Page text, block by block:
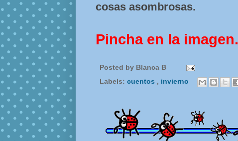
cosas asombrosas.
Pincha en la imagen.
Posted by Blanca B
Labels: cuentos , invierno